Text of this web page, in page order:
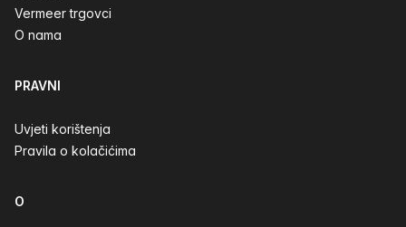
Vermeer trgovci
O nama
PRAVNI
Uvjeti korištenja
Pravila o kolačićima
O